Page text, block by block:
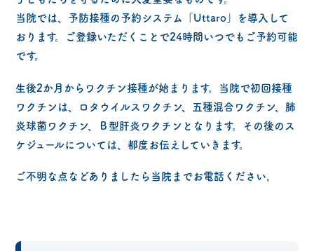
当院では、予防接種の予約システム「Uttaro」を導入して
おります。ご登録いただくことで24時間いつでもご予約可能
です。
生後2か月からワクチン接種が始まります。当院で初回接種
ワクチンは、ロタウイルスワクチン、五種混合ワクチン、肺
炎球菌ワクチン、Ｂ型肝炎ワクチンとなります。その後のス
ケジュールについては、都度お伝えしていきます。
ご不明な点などありましたら当院までお電話ください。